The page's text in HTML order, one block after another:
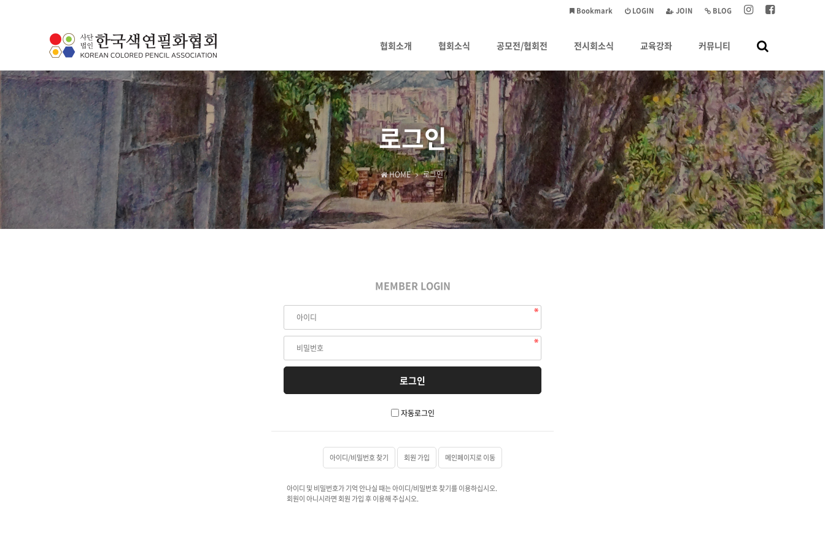
BLOG
JOIN
LOGIN
Bookmark
협회소개 협회소식 공모전/협회전 전시회소식 교육강좌
하위분류
커뮤니티
하위분류
로그인
HOME 로그인
MEMBER LOGIN
자동로그인
아이디/비밀번호 찾기 회원 가입 메인페이지로 이동
아이디 및 비밀번호가 기억 안나실 때는 아이디/비밀번호 찾기를 이용하십시오.
회원이 아니시라면 회원 가입 후 이용해 주십시오.